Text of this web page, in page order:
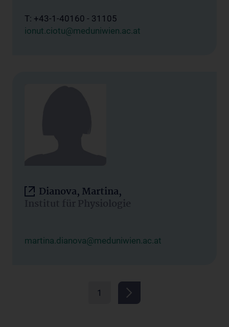
T: +43-1-40160 - 31105
ionut.ciotu@meduniwien.ac.at
Dianova, Martina,
Institut für Physiologie
martina.dianova@meduniwien.ac.at
1